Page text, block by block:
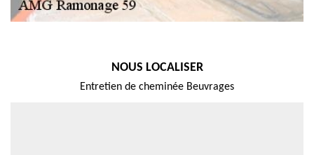
NOUS LOCALISER
Entretien de cheminée Beuvrages